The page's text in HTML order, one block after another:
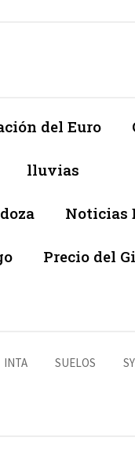
del Euro
lluvias
Noticias
Precio del
INTA SUELOS